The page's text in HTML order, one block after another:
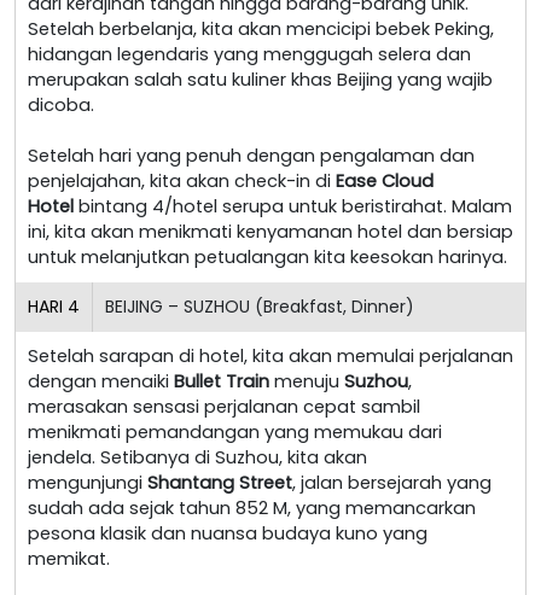
Setelah berbelanja, kita akan mencicipi bebek Peking,
hidangan legendaris yang menggugah selera dan
merupakan salah satu kuliner khas Beijing yang wajib
dicoba.
Setelah hari yang penuh dengan pengalaman dan
penjelajahan, kita akan check-in di Ease Cloud
Hotel bintang 4/hotel serupa untuk beristirahat. Malam
ini, kita akan menikmati kenyamanan hotel dan bersiap
untuk melanjutkan petualangan kita keesokan harinya.
HARI 4 BEIJING – SUZHOU (Breakfast, Dinner)
Setelah sarapan di hotel, kita akan memulai perjalanan
dengan menaiki Bullet Train menuju Suzhou,
merasakan sensasi perjalanan cepat sambil
menikmati pemandangan yang memukau dari
jendela. Setibanya di Suzhou, kita akan
mengunjungi Shantang Street, jalan bersejarah yang
sudah ada sejak tahun 852 M, yang memancarkan
pesona klasik dan nuansa budaya kuno yang
memikat.